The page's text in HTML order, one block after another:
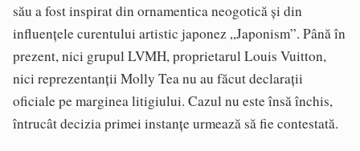
său a fost inspirat din ornamentica neogotică și din
influențele curentului artistic japonez „Japonism”. Până în
prezent, nici grupul LVMH, proprietarul Louis Vuitton,
nici reprezentanții Molly Tea nu au făcut declarații
oficiale pe marginea litigiului. Cazul nu este însă închis,
întrucât decizia primei instanțe urmează să fie contestată.